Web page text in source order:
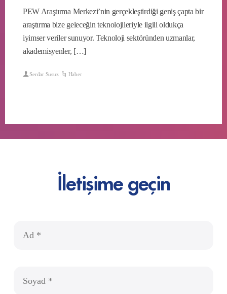
PEW Araştırma Merkezi’nin gerçekleştirdiği geniş çapta bir
araştırma bize geleceğin teknolojileriyle ilgili oldukça
iyimser veriler sunuyor. Teknoloji sektöründen uzmanlar,
akademisyenler, […]
Serdar Susuz Haber
İletişime geçin